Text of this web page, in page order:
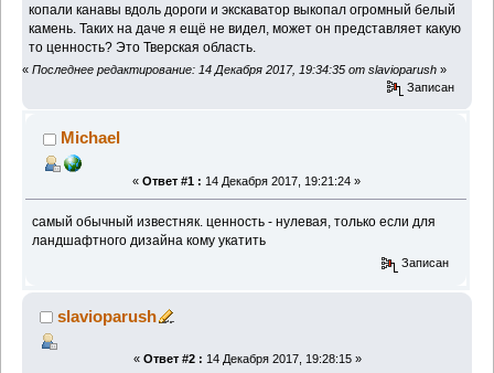
копали канавы вдоль дороги и экскаватор выкопал огромный белый
камень. Таких на даче я ещё не видел, может он представляет какую
то ценность? Это Тверская область.
« Последнее редактирование: 14 Декабря 2017, 19:34:35 от slavioparush »
Записан
Michael
« Ответ #1 : 14 Декабря 2017, 19:21:24 »
самый обычный известняк. ценность - нулевая, только если для
ландшафтного дизайна кому укатить
Записан
slavioparush
« Ответ #2 : 14 Декабря 2017, 19:28:15 »